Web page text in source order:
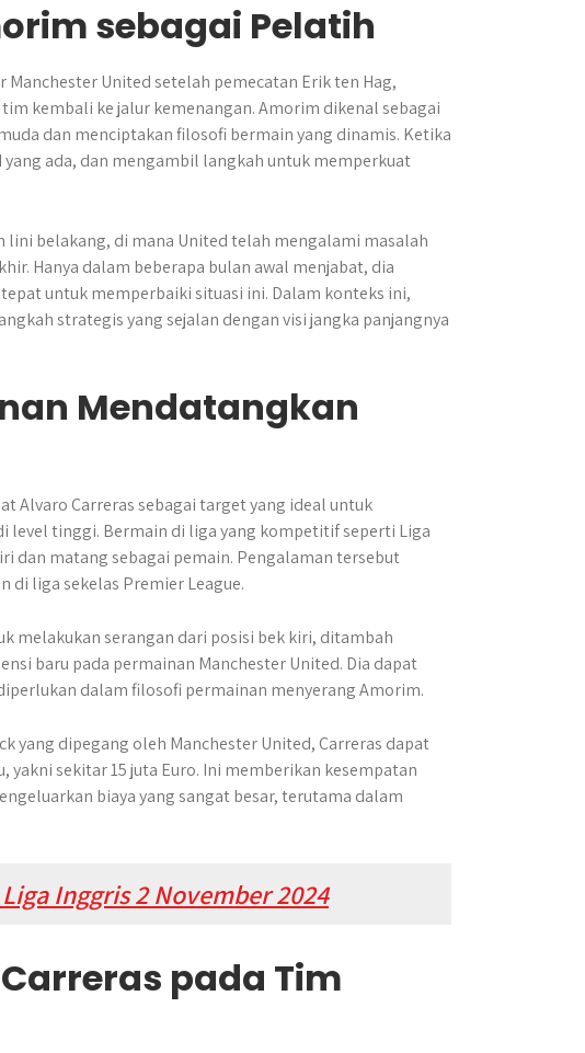
sebagai Pelatih
United setelah pemecatan Erik ten Hag,
kembali ke jalur kemenangan. Amorim dikenal sebagai
dan menciptakan filosofi bermain yang dinamis. Ketika
ada, dan mengambil langkah untuk memperkuat
lini belakang, di mana United telah mengalami masalah
Hanya dalam beberapa bulan awal menjabat, dia
untuk memperbaiki situasi ini. Dalam konteks ini,
strategis yang sejalan dengan visi jangka panjangnya
Mendatangkan
Alvaro Carreras sebagai target yang ideal untuk
level tinggi. Bermain di liga yang kompetitif seperti Liga
dan matang sebagai pemain. Pengalaman tersebut
di liga sekelas Premier League.
melakukan serangan dari posisi bek kiri, ditambah
baru pada permainan Manchester United. Dia dapat
dalam filosofi permainan menyerang Amorim.
yang dipegang oleh Manchester United, Carreras dapat
sekitar 15 juta Euro. Ini memberikan kesempatan
biaya yang sangat besar, terutama dalam
Inggris 2 November 2024
pada Tim